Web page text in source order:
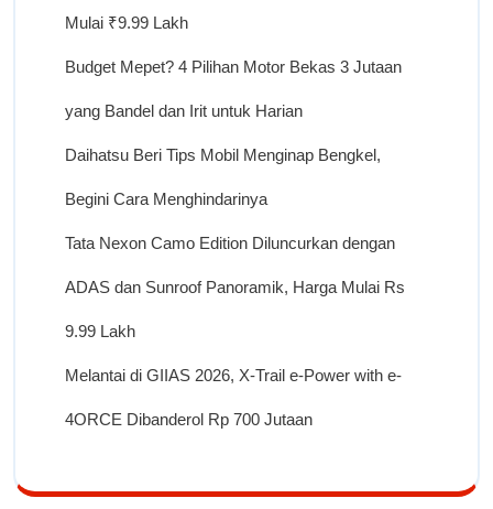
Mulai ₹9.99 Lakh
Budget Mepet? 4 Pilihan Motor Bekas 3 Jutaan
yang Bandel dan Irit untuk Harian
Daihatsu Beri Tips Mobil Menginap Bengkel,
Begini Cara Menghindarinya
Tata Nexon Camo Edition Diluncurkan dengan
ADAS dan Sunroof Panoramik, Harga Mulai Rs
9.99 Lakh
Melantai di GIIAS 2026, X-Trail e-Power with e-
4ORCE Dibanderol Rp 700 Jutaan